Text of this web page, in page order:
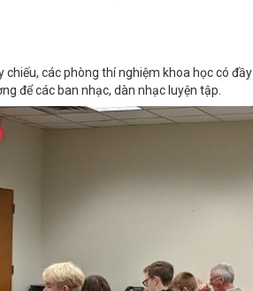
các phòng thí nghiệm khoa học có đầy
để các ban nhạc, dàn nhạc luyện tập.